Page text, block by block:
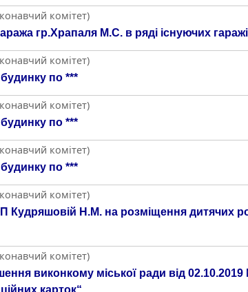
комітет)
гр.Храпаля М.С. в ряді існуючих
комітет)
по ***
комітет)
по ***
комітет)
по ***
комітет)
Н.М. на розміщення дитячих
комітет)
виконкому міської ради від
карток“